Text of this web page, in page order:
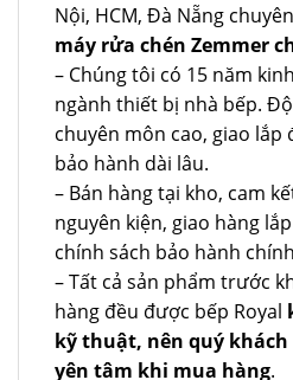
Nội, HCM, Đà Nẵng
máy rửa chén Zemmer
– Chúng tôi có 15 năm
ngành thiết bị nhà bếp.
chuyên môn cao, giao lắp
bảo hành dài lâu.
– Bán hàng tại kho, cam
nguyên kiện, giao hàng
chính sách bảo hành
– Tất cả sản phẩm trước
hàng đều được bếp Royal
kỹ thuật, nên quý
yên tâm khi mua hàng.